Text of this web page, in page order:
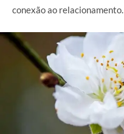
conexão ao relacionamento.